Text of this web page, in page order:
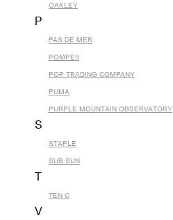
OAKLEY
P
PAS DE MER
POMPEII
POP TRADING COMPANY
PUMA
PURPLE MOUNTAIN OBSERVATORY
S
STAPLE
SUB SUN
TEN C
V